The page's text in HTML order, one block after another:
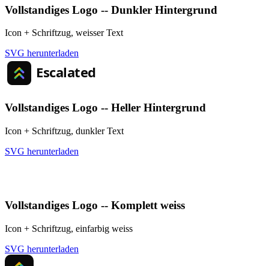
Vollstandiges Logo -- Dunkler Hintergrund
Icon + Schriftzug, weisser Text
SVG herunterladen
Vollstandiges Logo -- Heller Hintergrund
Icon + Schriftzug, dunkler Text
SVG herunterladen
Vollstandiges Logo -- Komplett weiss
Icon + Schriftzug, einfarbig weiss
SVG herunterladen